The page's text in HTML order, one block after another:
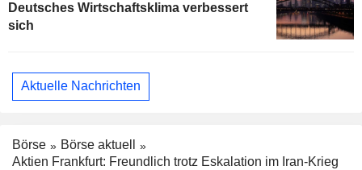
Deutsches Wirtschaftsklima verbessert
sich
Aktuelle Nachrichten
Börse
Börse aktuell
Aktien Frankfurt: Freundlich trotz Eskalation im Iran-Krieg